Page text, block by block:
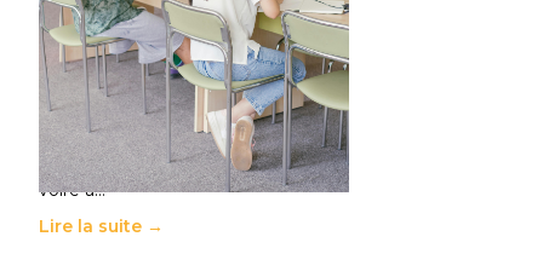
républicaine
11 juillet 2026- National
Le projet de loi sur la régulation de
l’enseignement supérieur privé met
en lumière l’amplification d’un
système qui relègue l’acte
pédagogique au superfétatoire,
voire à…
Lire la suite →